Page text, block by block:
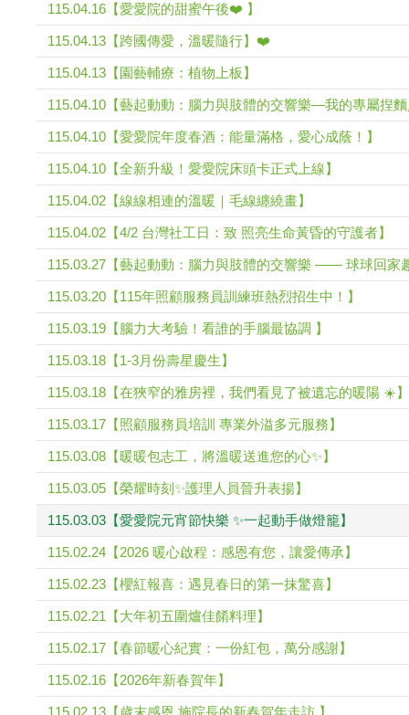
115.04.16【愛愛院的甜蜜午後❤️ 】
115.04.13【跨國傳愛，溫暖隨行】❤️
115.04.13【園藝輔療：植物上板】
115.04.10【藝起動動：腦力與肢體的交響樂—我的專屬捏
115.04.10【愛愛院年度春酒：能量滿格，愛心成蔭！】
115.04.10【全新升級！愛愛院床頭卡正式上線】
115.04.02【線線相連的溫暖｜毛線纏繞畫】
115.04.02【4/2 台灣社工日：致 照亮生命黃昏的守護者】
115.03.27【藝起動動：腦力與肢體的交響樂 —— 球球回家
115.03.20【115年照顧服務員訓練班熱烈招生中！】
115.03.19【腦力大考驗！看誰的手腦最協調 】
115.03.18【1-3月份壽星慶生】
115.03.18【在狹窄的雅房裡，我們看見了被遺忘的暖陽 ☀️】
115.03.17【照顧服務員培訓 專業外溢多元服務】
115.03.08【暖暖包志工，將溫暖送進您的心✨】
115.03.05【榮耀時刻✨護理人員晉升表揚】
115.03.03【愛愛院元宵節快樂 ✨一起動手做燈籠】
115.02.24【2026 暖心啟程：感恩有您，讓愛傳承】
115.02.23【櫻紅報喜：遇見春日的第一抹驚喜】
115.02.21【大年初五圍爐佳餚料理】
115.02.17【春節暖心紀實：一份紅包，萬分感謝】
115.02.16【2026年新春賀年】
115.02.13【歲末感恩 施院長的新春賀年走訪 】